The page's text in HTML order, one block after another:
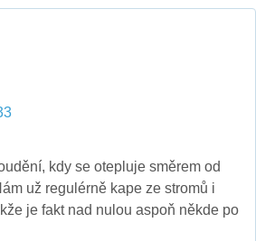
kdy se otepluje směrem od
už regulérně kape ze stromů i
je fakt nad nulou aspoň někde po